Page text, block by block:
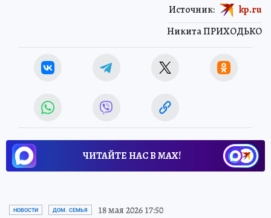
Никита ПРИХОДЬКО
Источник: kp.ru
ЧИТАЙТЕ НАС В МАХ!
НОВОСТИ ДОМ. СЕМЬЯ 18 мая 2026 17:50